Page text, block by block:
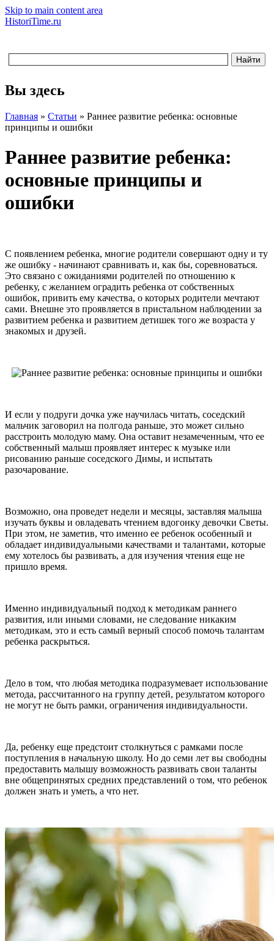
Skip to main content area
HistoriTime.ru
Вы здесь
Главная » Статьи » Раннее развитие ребенка: основные
принципы и ошибки
Раннее развитие ребенка:
основные принципы и
ошибки
С появлением ребенка, многие родители совершают одну и ту
же ошибку - начинают сравнивать и, как бы, соревноваться.
Это связано с ожиданиями родителей по отношению к
ребенку, с желанием оградить ребенка от собственных
ошибок, привить ему качества, о которых родители мечтают
сами. Внешне это проявляется в пристальном наблюдении за
развитием ребенка и развитием детишек того же возраста у
знакомых и друзей.
И если у подруги дочка уже научилась читать, соседский
мальчик заговорил на полгода раньше, это может сильно
расстроить молодую маму. Она оставит незамеченным, что ее
собственный малыш проявляет интерес к музыке или
рисованию раньше соседского Димы, и испытать
разочарование.
Возможно, она проведет недели и месяцы, заставляя малыша
изучать буквы и овладевать чтением вдогонку девочки Светы.
При этом, не заметив, что именно ее ребенок особенный и
обладает индивидуальными качествами и талантами, которые
ему хотелось бы развивать, а для изучения чтения еще не
пришло время.
Именно индивидуальный подход к методикам раннего
развития, или иными словами, не следование никаким
методикам, это и есть самый верный способ помочь талантам
ребенка раскрыться.
Дело в том, что любая методика подразумевает использование
метода, рассчитанного на группу детей, результатом которого
не могут не быть рамки, ограничения индивидуальности.
Да, ребенку еще предстоит столкнуться с рамками после
поступления в начальную школу. Но до семи лет вы свободны
предоставить малышу возможность развивать свои таланты
вне общепринятых средних представлений о том, что ребенок
должен знать и уметь, а что нет.